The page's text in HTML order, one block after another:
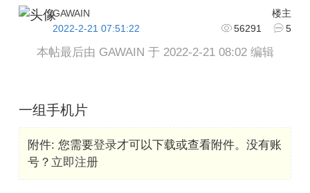
楼主
GAWAIN
56291
5
2022-2-21 07:51:22
本帖最后由 GAWAIN 于 2022-2-21 08:02 编辑
一组手机片
附件: 您需要登录才可以下载或查看附件。没有账
号？ 立即注册